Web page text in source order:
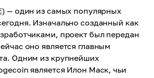
— один из самых популярных
Изначально созданный как
проект был передан
оно является главным
Одним из крупнейших
является Илон Маск, чьи